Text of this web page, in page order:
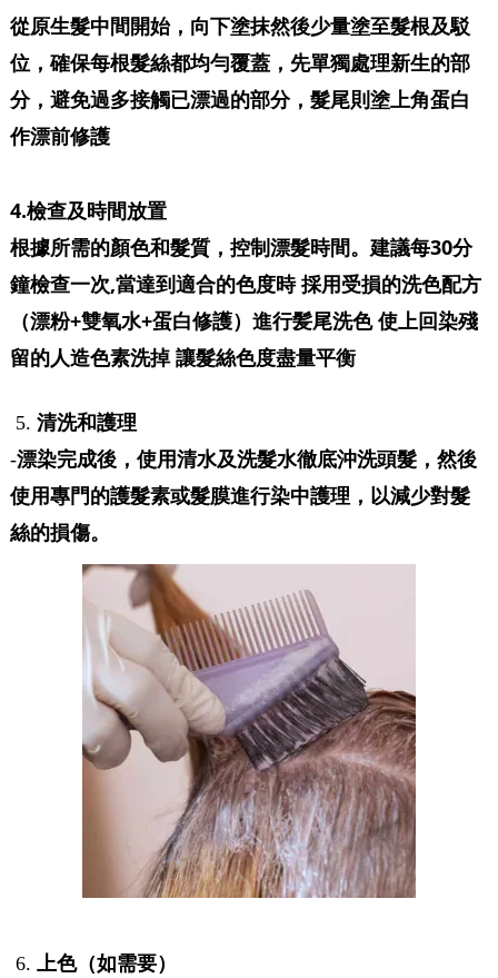
從原生髮中間開始，向下塗抹然後少量塗至髮根及駁
位，確保每根髮絲都均勻覆蓋，先單獨處理新生的部
分，避免過多接觸已漂過的部分，髮尾則塗上角蛋白
作漂前修護
4.檢查及時間放置
根據所需的顏色和髮質，控制漂髮時間。建議每30分
鐘檢查一次,當達到適合的色度時 採用受損的洗色配方
（漂粉+雙氧水+蛋白修護）進行髪尾洗色 使上回染殘
留的人造色素洗掉 讓髮絲色度盡量平衡
5. 清洗和護理
-漂染完成後，使用清水及洗髮水徹底沖洗頭髮，然後
使用專門的護髮素或髮膜進行染中護理，以減少對髮
絲的損傷。
6. 上色（如需要）